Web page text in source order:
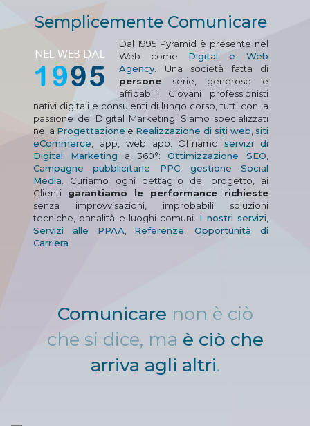
Semplicemente Comunicare
Dal 1995 Pyramid è presente nel
Web come Digital e Web
Agency . Una società fatta di
persone serie, generose e
affidabili. Giovani professionisti
nativi digitali e consulenti di lungo corso, tutti con la
passione del Digital Marketing. Siamo specializzati
nella Progettazione e Realizzazione di siti web siti
eCommerce , app, web app. Offriamo servizi di
Digital Marketing a 360°: Ottimizzazione SEO
Campagne pubblicitarie PPC, gestione Social
Media . Curiamo ogni dettaglio del progetto, ai
Clienti garantiamo le performance richieste
senza improvvisazioni, improbabili soluzioni
tecniche, banalità e luoghi comuni. I nostri servizi
Servizi alle PPAA
Referenze ,Opportunità di
Carriera
Comunicare non è ciò
che si dice, ma è ciò che
arriva agli altri.